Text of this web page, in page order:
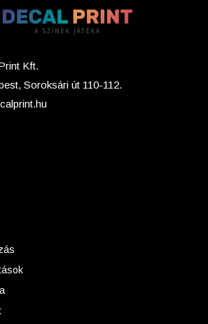
Kft.
Soroksári út 110-112.